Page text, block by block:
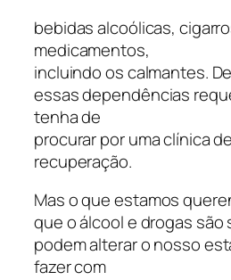
bebidas alcoólicas,
medicamentos,
incluindo os calmantes.
essas dependências
tenha de
procurar por uma clínica
recuperação.
Mas o que estamos
que o álcool e drogas
podem alterar o nosso
fazer com